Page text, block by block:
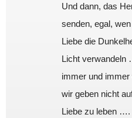
Und dann, das
senden, egal,
Liebe die
Licht verwandeln
immer und
wir geben nicht
Liebe zu leben ….